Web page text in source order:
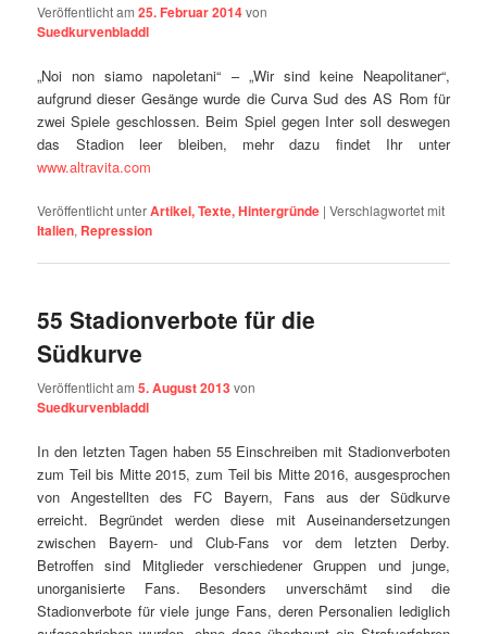
Veröffentlicht am25. Februar 2014von
Suedkurvenbladdl
„Noi non siamo napoletani“ – „Wir sind keine Neapolitaner“,
aufgrund dieser Gesänge wurde die Curva Sud des AS Rom für
zwei Spiele geschlossen. Beim Spiel gegen Inter soll deswegen
das Stadion leer bleiben, mehr dazu findet Ihr unter
www.altravita.com
Veröffentlicht unterArtikel, Texte, Hintergründe |Verschlagwortet mit
Italien, Repression
55 Stadionverbote für die
Südkurve
Veröffentlicht am5. August 2013von
Suedkurvenbladdl
In den letzten Tagen haben 55 Einschreiben mit Stadionverboten
zum Teil bis Mitte 2015, zum Teil bis Mitte 2016, ausgesprochen
von Angestellten des FC Bayern, Fans aus der Südkurve
erreicht. Begründet werden diese mit Auseinandersetzungen
zwischen Bayern- und Club-Fans vor dem letzten Derby.
Betroffen sind Mitglieder verschiedener Gruppen und junge,
unorganisierte Fans. Besonders unverschämt sind die
Stadionverbote für viele junge Fans, deren Personalien lediglich